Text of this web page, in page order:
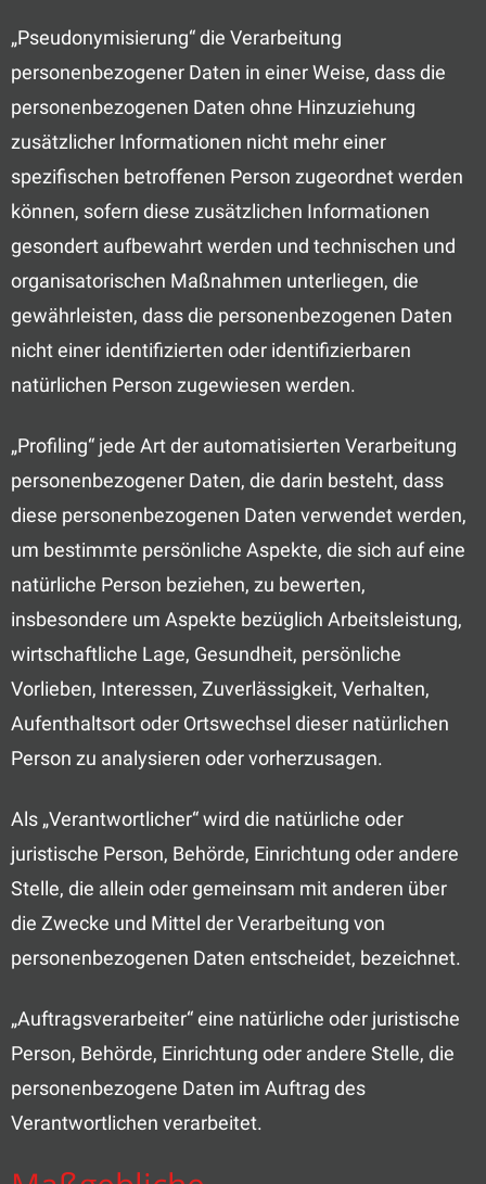
„Pseudonymisierung“ die Verarbeitung
personenbezogener Daten in einer Weise, dass die
personenbezogenen Daten ohne Hinzuziehung
zusätzlicher Informationen nicht mehr einer
spezifischen betroffenen Person zugeordnet werden
können, sofern diese zusätzlichen Informationen
gesondert aufbewahrt werden und technischen und
organisatorischen Maßnahmen unterliegen, die
gewährleisten, dass die personenbezogenen Daten
nicht einer identifizierten oder identifizierbaren
natürlichen Person zugewiesen werden.
„Profiling“ jede Art der automatisierten Verarbeitung
personenbezogener Daten, die darin besteht, dass
diese personenbezogenen Daten verwendet werden,
um bestimmte persönliche Aspekte, die sich auf eine
natürliche Person beziehen, zu bewerten,
insbesondere um Aspekte bezüglich Arbeitsleistung,
wirtschaftliche Lage, Gesundheit, persönliche
Vorlieben, Interessen, Zuverlässigkeit, Verhalten,
Aufenthaltsort oder Ortswechsel dieser natürlichen
Person zu analysieren oder vorherzusagen.
Als „Verantwortlicher“ wird die natürliche oder
juristische Person, Behörde, Einrichtung oder andere
Stelle, die allein oder gemeinsam mit anderen über
die Zwecke und Mittel der Verarbeitung von
personenbezogenen Daten entscheidet, bezeichnet.
„Auftragsverarbeiter“ eine natürliche oder juristische
Person, Behörde, Einrichtung oder andere Stelle, die
personenbezogene Daten im Auftrag des
Verantwortlichen verarbeitet.